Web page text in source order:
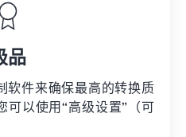
品
软件来确保最高的转换质
可以使用“高级设置”（可